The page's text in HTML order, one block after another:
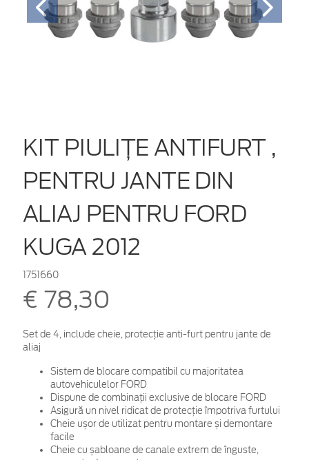
KIT PIULIŢE ANTIFURT ,
PENTRU JANTE DIN
ALIAJ PENTRU FORD
KUGA 2012
1751660
€ 78,30
Set de 4, include cheie, protecţie anti-furt pentru jante de
aliaj
Sistem de blocare compatibil cu majoritatea
autovehiculelor FORD
Dispune de combinații exclusive de blocare FORD
Asigură un nivel ridicat de protecție împotriva furtului
Cheie ușor de utilizat pentru montare și demontare
facile
Cheie cu șabloane de canale extrem de înguste,